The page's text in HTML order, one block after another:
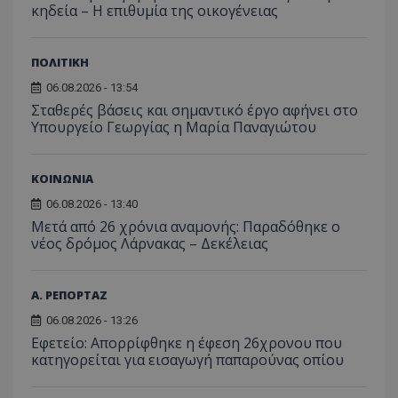
κηδεία – Η επιθυμία της οικογένειας
ΠΟΛΙΤΙΚΗ
06.08.2026 - 13:54
Σταθερές βάσεις και σημαντικό έργο αφήνει στο
Υπουργείο Γεωργίας η Μαρία Παναγιώτου
ΚΟΙΝΩΝΙΑ
06.08.2026 - 13:40
Μετά από 26 χρόνια αναμονής: Παραδόθηκε ο
νέος δρόμος Λάρνακας – Δεκέλειας
Α. ΡΕΠΟΡΤΑΖ
06.08.2026 - 13:26
Εφετείο: Απορρίφθηκε η έφεση 26χρονου που
κατηγορείται για εισαγωγή παπαρούνας οπίου